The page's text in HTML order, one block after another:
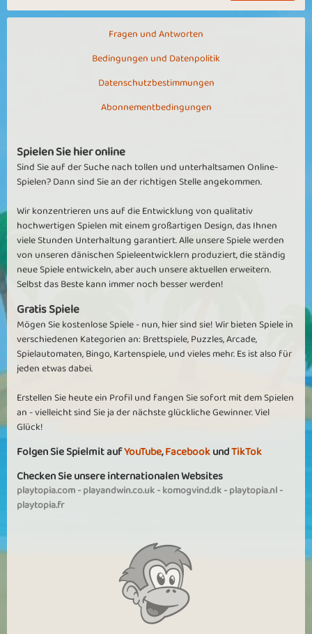
Fragen und Antworten
Bedingungen und Datenpolitik
Datenschutzbestimmungen
Abonnementbedingungen
Spielen Sie hier online
Sind Sie auf der Suche nach tollen und unterhaltsamen Online-
Spielen? Dann sind Sie an der richtigen Stelle angekommen.
Wir konzentrieren uns auf die Entwicklung von qualitativ
hochwertigen Spielen mit einem großartigen Design, das Ihnen
viele Stunden Unterhaltung garantiert. Alle unsere Spiele werden
von unseren dänischen Spieleentwicklern produziert, die ständig
neue Spiele entwickeln, aber auch unsere aktuellen erweitern.
Selbst das Beste kann immer noch besser werden!
Gratis Spiele
Mögen Sie kostenlose Spiele - nun, hier sind sie! Wir bieten Spiele in
verschiedenen Kategorien an: Brettspiele, Puzzles, Arcade,
Spielautomaten, Bingo, Kartenspiele, und vieles mehr. Es ist also für
jeden etwas dabei.
Erstellen Sie heute ein Profil und fangen Sie sofort mit dem Spielen
an - vielleicht sind Sie ja der nächste glückliche Gewinner. Viel
Glück!
Folgen Sie Spielmit aufYouTube,FacebookundTikTok
Checken Sie unsere internationalen Websites
playtopia.com-playandwin.co.uk-komogvind.dk-playtopia.nl-
playtopia.fr